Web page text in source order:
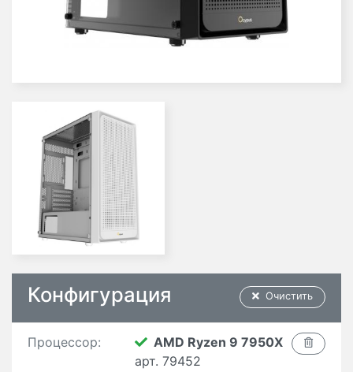
Очистить
Конфигурация
Процессор:
AMD Ryzen 9 7950X
арт. 79452